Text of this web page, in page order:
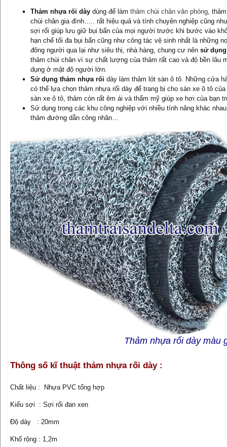
Thảm nhựa rối dày dùng để làm thảm chùi chân văn phòng,
chùi chân gia đình….. rất hiệu quả và tính chuyên nghiệp cũng
sợi rối giúp lưu giữ bụi bẩn của mọi người trước khi bước vào
hạn chế tối đa bụi bẩn cũng như công tác vệ sinh nhất là những
đông người qua lại như siêu thị, nhà hàng, chung cư nên sử
thảm chùi chân vì sự chất lượng của thảm rất cao và độ bền lâu
dụng ở mật độ người lớn.
Sử dụng thảm nhựa rối dày làm thảm lót sàn ô tô. Những cửa
có thể lựa chọn thảm nhựa rối dày để trang bị cho sàn xe ô tô
sàn xe ô tô, thảm còn rất êm ái và thẩm mỹ giúp xe hơi của bạn
Sử dụng trong các khu công nghiệp với nhiều tính năng khác
thảm đường dẫn công nhân…
Thảm nhựa rối dày màu
Thông số kĩ thuật thảm nhựa rối dày :
Chất liệu : Nhựa PVC tổng hợp
Kiểu sợi : Sợi rối đan xen
Độ dày : 20mm
Khổ rộng : 1,2m